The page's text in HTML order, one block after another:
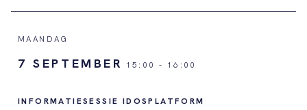
MAANDAG
7 SEPTEMBER 15:00 - 16:00
INFORMATIESESSIE IDOSPLATFORM